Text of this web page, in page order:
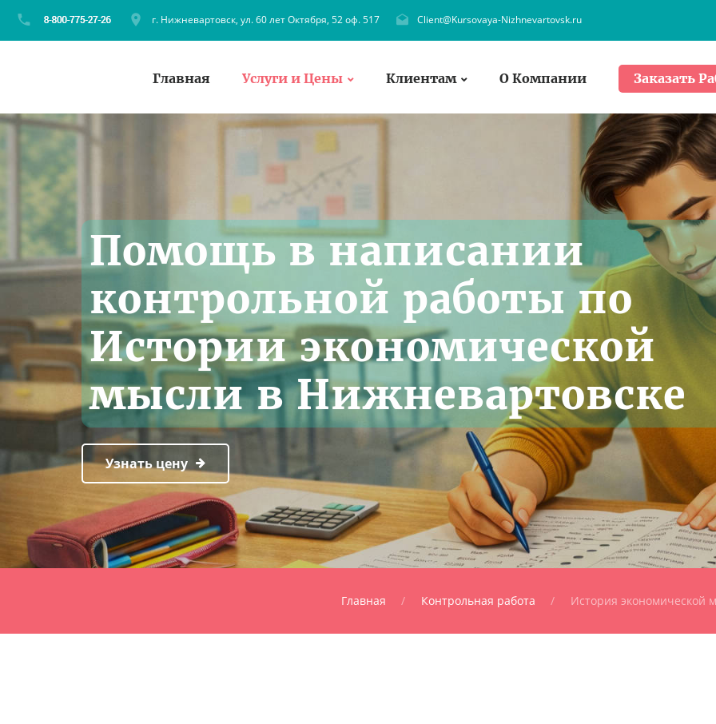
г. Нижневартовск, ул. 60 лет Октября, 52 оф. 517 Client@Kursovaya-Nizhnevartovsk.ru
Главная Услуги и Цены Клиентам О Компании Заказать
Помощь в написании
контрольной работы по
Истории экономической
мысли в Нижневартовске
Узнать цену
Главная Контрольная работа История экономической